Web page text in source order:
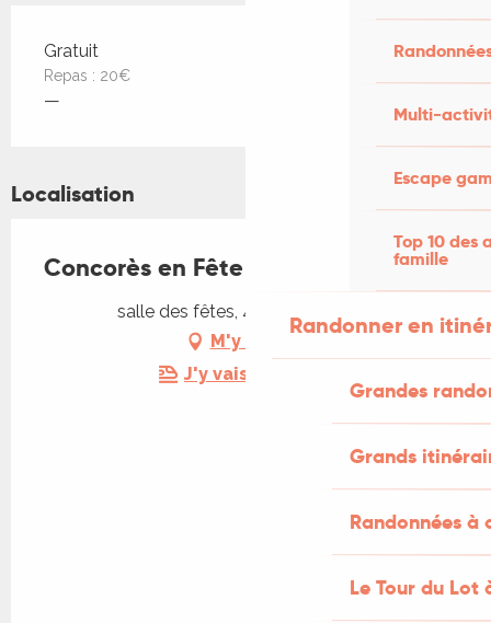
Multi-
Escape
Top 10 des
famille
Randonner en
Grandes
Grands
Randonnées
Le Tour du Lot
Tarifs 2026
Gratuit
Repas : 20€
—
Localisation
Concorès en Fête !
salle des fêtes, 46310 Concorès
M'y rendre
J'y vais en train !